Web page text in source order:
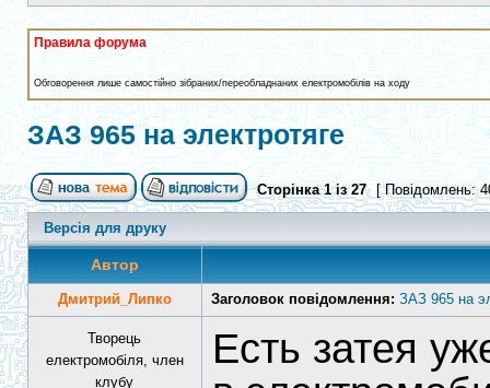
Правила форума
Обговорення лише самостійно зібраних/переобладнаних електромобілів на ходу
ЗАЗ 965 на электротяге
Сторінка1із27 [ Повідомлень:
Версія для друку
Автор
Дмитрий_Липко Заголовок повідомлення: ЗАЗ 965 на
Творець
електромобіля, член
клубу
Есть затея